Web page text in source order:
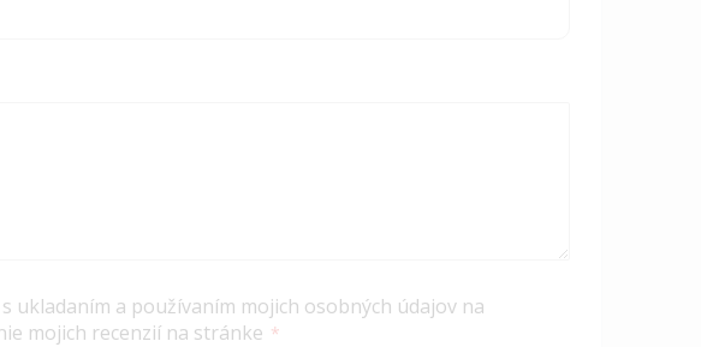
ukladaním a používaním mojich osobných údajov na
mojich recenzií na stránke